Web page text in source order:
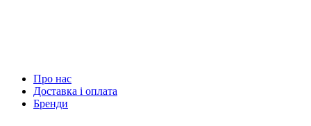
Про нас
Доставка і оплата
Бренди